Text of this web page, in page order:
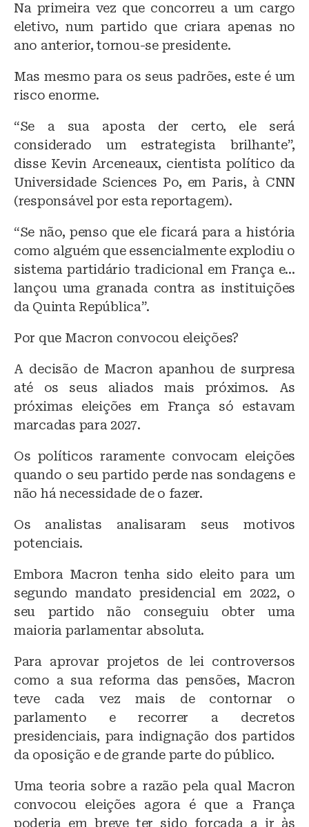
Na primeira vez que concorreu a um cargo
eletivo, num partido que criara apenas no
ano anterior, tornou-se presidente.
Mas mesmo para os seus padrões, este é um
risco enorme.
“Se a sua aposta der certo, ele será
considerado um estrategista brilhante”,
disse Kevin Arceneaux, cientista político da
Universidade Sciences Po, em Paris, à CNN
(responsável por esta reportagem).
“Se não, penso que ele ficará para a história
como alguém que essencialmente explodiu o
sistema partidário tradicional em França e…
lançou uma granada contra as instituições
da Quinta República”.
Por que Macron convocou eleições?
A decisão de Macron apanhou de surpresa
até os seus aliados mais próximos. As
próximas eleições em França só estavam
marcadas para 2027.
Os políticos raramente convocam eleições
quando o seu partido perde nas sondagens e
não há necessidade de o fazer.
Os analistas analisaram seus motivos
potenciais.
Embora Macron tenha sido eleito para um
segundo mandato presidencial em 2022, o
seu partido não conseguiu obter uma
maioria parlamentar absoluta.
Para aprovar projetos de lei controversos
como a sua reforma das pensões, Macron
teve cada vez mais de contornar o
parlamento e recorrer a decretos
presidenciais, para indignação dos partidos
da oposição e de grande parte do público.
Uma teoria sobre a razão pela qual Macron
convocou eleições agora é que a França
poderia em breve ter sido forçada a ir às